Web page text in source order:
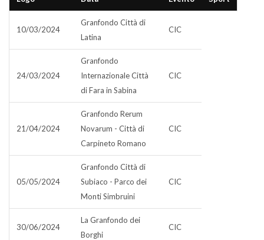
10/03/2024
Granfondo Città di
Latina
CIC
24/03/2024
Granfondo
Internazionale Città
di Fara in Sabina
CIC
21/04/2024
Granfondo Rerum
Novarum - Città di
Carpineto Romano
CIC
05/05/2024
Granfondo Città di
Subiaco - Parco dei
Monti Simbruini
CIC
30/06/2024
La Granfondo dei
Borghi
CIC